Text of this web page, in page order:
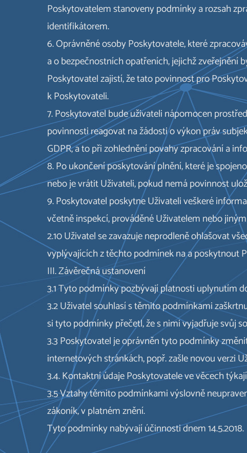
Poskytovatelem stanoveny podmínky a rozsah
identifikátorem.
6. Oprávněné osoby Poskytovatele, které
a o bezpečnostních opatřeních, jejichž zveřejnění
Poskytovatel zajistí, že tato povinnost pro
k Poskytovateli.
7. Poskytovatel bude uživateli nápomocen
povinnosti reagovat na žádosti o výkon práv
GDPR, a to při zohlednění povahy zpracování a
8. Po ukončení poskytování plnění, které je
nebo je vrátit Uživateli, pokud nemá povinnost
9. Poskytovatel poskytne Uživateli veškeré
včetně inspekcí, prováděné Uživatelem nebo
2.10 Uživatel se zavazuje neprodleně ohlašovat
vyplývajících z těchto podmínek na a poskytnout
III. Závěrečná ustanovení
3.1 Tyto podmínky pozbývají platnosti uplynutím
3.2 Uživatel souhlasí s těmito podmínkami
si tyto podmínky přečetl, že s nimi vyjadřuje svůj
3.3 Poskytovatel je oprávněn tyto podmínky
internetových stránkách, popř. zašle novou verzi
3.4. Kontaktní údaje Poskytovatele ve věcech
3.5 Vztahy těmito podmínkami výslovně
zákoník, v platném znění.
Tyto podmínky nabývají účinnosti dnem 14.5.2018.